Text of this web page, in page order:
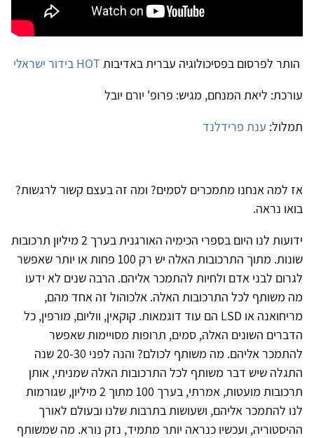
הותר לפרסום בפסיכולוגיה עברית באדיבות HOT בידור ישראלי
עורכת: ליאת המנחם, מגיש: פרופ' יורם יובל
תמלול: ענת פרידלנד
אז למה אנחנו מתמכרים לסמים? ומה זה בעצם קשור לרגשות?
בואו נראה.
ידועות לנו היום בספרי הכימיה האורגנית בערך 2 מיליון תרכובות
שונות. מתוך התרכובות האלה יש רק 100 פחות או יותר שאפשר
לגרום לבני אדם ולחיות להתמכר אליהם. הרבה שנים לא ידעו
מה משותף לכל התרכובות האלה. אלכוהול זה אחד מהם,
מריחואנה או LSD הם עוד דוגמאות. קוקאין, ווליום, מורפין, כל
הדברים השונים האלה, סמים, תרופות מסויימות שאפשר
להתמכר אליהם. מה משותף לכולם? והנה לפני 20-30 שנה
התגלה שיש דבר משותף לכל התרכובות האלה שמניתי, אותן
תרכובות מועטות, אמרתי, בערך 100 מתוך 2 מיליון, שגורמות
לנו להתמכר אליהם, ושעושות בתרבות שלנו ובעולם לאורך
ההיסטוריה, ועכשיו כנראה יותר מתמיד, נזק נורא. מה שמשותף